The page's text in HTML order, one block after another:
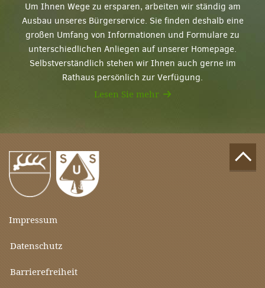
Um Ihnen Wege zu ersparen, arbeiten wir ständig am
Ausbau unseres Bürgerservice. Sie finden deshalb eine
großen Umfang von Informationen und Formulare zu
unterschiedlichen Anliegen auf unserer Homepage.
Selbstverständlich stehen wir Ihnen auch gerne im
Rathaus persönlich zur Verfügung.
Lesen Sie mehr
Impressum
Datenschutz
Barrierefreiheit